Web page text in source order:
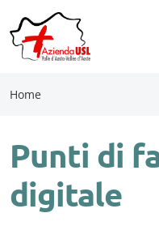
Home
Punti di
digitale